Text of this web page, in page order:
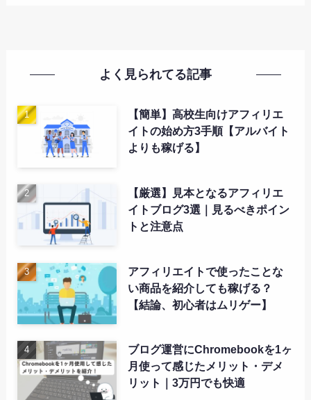
よく見られてる記事
【簡単】高校生向けアフィリエ
イトの始め方3手順【アルバイト
よりも稼げる】
【厳選】見本となるアフィリエ
イトブログ3選｜見るべきポイン
トと注意点
アフィリエイトで使ったことな
い商品を紹介しても稼げる？
【結論、初心者はムリゲー】
ブログ運営にChromebookを1ヶ
月使って感じたメリット・デメ
リット｜3万円でも快適